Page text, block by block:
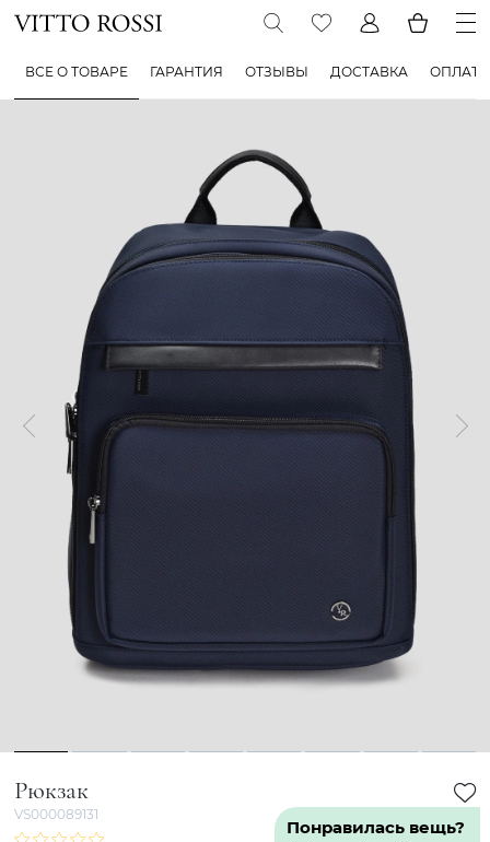
ВСЕ О ТОВАРЕ ГАРАНТИЯ ОТЗЫВЫ ДОСТАВКА ОПЛАТА
1 2 3 4 5 6 7 8
Рюкзак
VS000089131
Понравилась вещь?